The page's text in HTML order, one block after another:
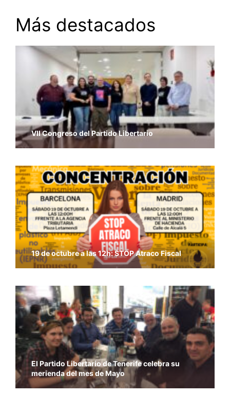
Más destacados
VII Congreso del Partido Libertario
19 de octubre a las 12h: STOP Atraco Fiscal
El Partido Libertario de Tenerife celebra su
merienda del mes de Mayo